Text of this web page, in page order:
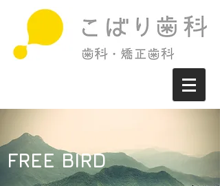
FREE BIRD